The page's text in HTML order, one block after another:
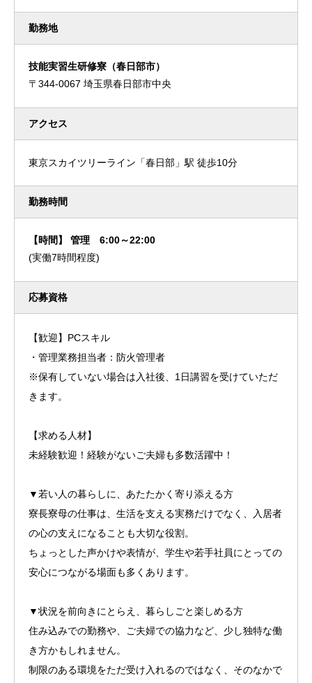
勤務地
技能実習生研修寮（春日部市）
〒344-0067 埼玉県春日部市中央
アクセス
東京スカイツリーライン「春日部」駅 徒歩10分
勤務時間
【時間】 管理 6:00～22:00
(実働7時間程度)
応募資格
【歓迎】PCスキル
・管理業務担当者：防火管理者
※保有していない場合は入社後、1日講習を受けていただ
きます。
【求める人材】
未経験歓迎！経験がないご夫婦も多数活躍中！
▼若い人の暮らしに、あたたかく寄り添える方
寮長寮母の仕事は、生活を支える実務だけでなく、入居者
の心の支えになることも大切な役割。
ちょっとした声かけや表情が、学生や若手社員にとっての
安心につながる場面も多くあります。
▼状況を前向きにとらえ、暮らしごと楽しめる方
住み込みでの勤務や、ご夫婦での協力など、少し独特な働
き方かもしれません。
制限のある環境をただ受け入れるのではなく、そのなかで